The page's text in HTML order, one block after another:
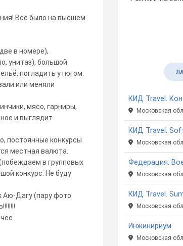
Всё было на высшем
в номере),
унитаз), большой
погладить утюгом.
или меняли
мясо, гарниры,
и выглядит
постоянные конкурсы
местная валюта.
в групповых
конкурс. Не буду
Аю-Дагу (пару фото
КИД Travel.
Московская
КИД Travel.
Московская
Московская
КИД Travel.
Московская
Инжинириум
Московская